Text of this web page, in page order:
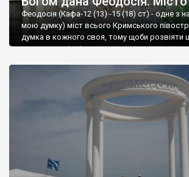
Феодосія (Кафа-12 (13) -15 (18) ст) - одне з
мою думку) міст всього Кримського
думка в кожного своя, тому щоби розвіяти
запрошую відвідати це